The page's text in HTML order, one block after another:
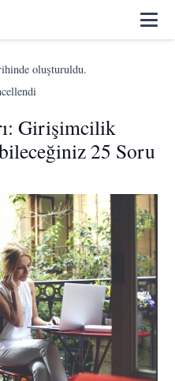
oluşturuldu.
Girişimcilik
25 Soru